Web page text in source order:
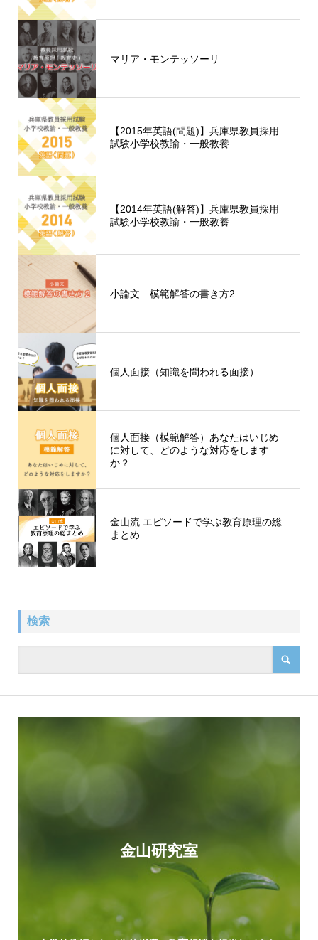
マリア・モンテッソーリ
【2015年英語(問題)】兵庫県教員採用
試験小学校教諭・一般教養
【2014年英語(解答)】兵庫県教員採用
試験小学校教諭・一般教養
小論文 模範解答の書き方2
個人面接（知識を問われる面接）
個人面接（模範解答）あなたはいじめ
に対して、どのような対応をします
か？
金山流 エピソードで学ぶ教育原理の総
まとめ
検索
金山研究室